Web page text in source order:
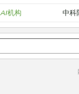
AI机构
中科